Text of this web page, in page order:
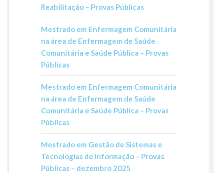
Reabilitação – Provas Públicas
Mestrado em Enfermagem Comunitária
na área de Enfermagem de Saúde
Comunitária e Saúde Pública – Provas
Públicas
Mestrado em Enfermagem Comunitária
na área de Enfermagem de Saúde
Comunitária e Saúde Pública – Provas
Públicas
Mestrado em Gestão de Sistemas e
Tecnologias de Informação – Provas
Públicas – dezembro 2025